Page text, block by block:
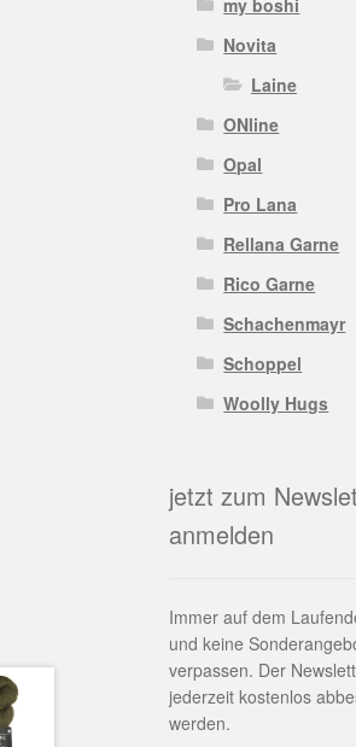
Novita
Laine
ONline
Opal
Pro Lana
Rellana Garne
Rico Garne
Schachenmayr
Schoppel
Woolly Hugs
jetzt zum
anmelden
Immer auf dem
und keine
verpassen. Der
jederzeit kostenlos
werden.